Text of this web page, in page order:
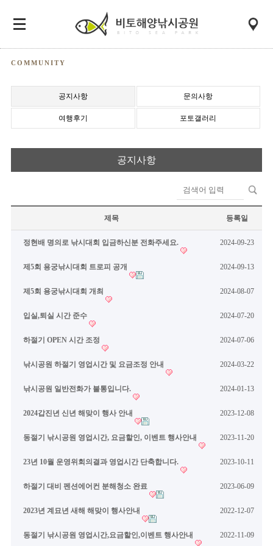
COMMUNITY
공지사항 문의사항
여행후기 포토갤러리
공지사항
제목 등록일
정현배 명의로 낚시대회 입금하신분 전화주세요. 2024-09-23
제5회 용궁낚시대회 트로피 공개 2024-09-13
제5회 용궁낚시대회 개최 2024-08-07
입실,퇴실 시간 준수 2024-07-20
하절기 OPEN 시간 조정 2024-07-06
낚시공원 하절기 영업시간 및 요금조정 안내 2024-03-22
낚시공원 일반전화가 불통입니다. 2024-01-13
2024갑진년 신년 해맞이 행사 안내 2023-12-08
동절기 낚시공원 영업시간, 요금할인, 이벤트 행사안내 2023-11-20
23년 10월 운영위회의결과 영업시간 단축합니다. 2023-10-11
하절기 대비 펜션에어컨 분해청소 완료 2023-06-09
2023년 계묘년 새해 해맞이 행사안내 2022-12-07
동절기 낚시공원 영업시간,요금할인,이벤트 행사안내 2022-11-09